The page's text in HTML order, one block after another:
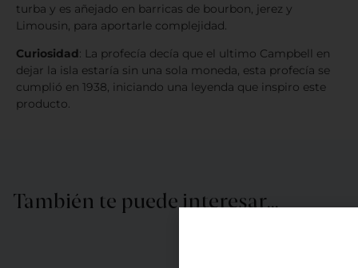
turba y es añejado en barricas de bourbon, jerez y
Limousin, para aportarle complejidad.
Curiosidad: La profecía decía que el ultimo Campbell en
dejar la isla estaría sin una sola moneda, esta profecía se
cumplió en 1938, iniciando una leyenda que inspiro este
producto.
También te puede interesar…